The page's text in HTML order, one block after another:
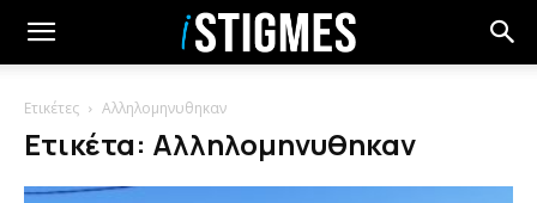
Ετικέτες Αλληλομηνυθηκαν
Ετικέτα: Αλληλομηνυθηκαν